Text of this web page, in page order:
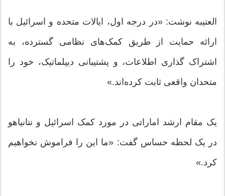
العتیبه نوشت: «در درجه اول، ایالات متحده و اسرائیل با
ارائه حمایت از طریق کمک‌های نظامی گسترده، به
اشتراک گذاری اطلاعات، و پشتیبانی دیپلماتیک، خود را
متحدان واقعی ثابت کرده‌اند.»
یک مقام ارشد اماراتی در مورد کمک اسرائیل و نتانیاهو
در یک لحظه حساس گفت: «ما این را فراموش نخواهیم
کرد.»